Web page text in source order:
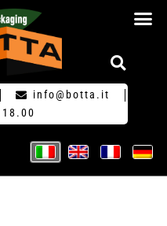
info@botta.it